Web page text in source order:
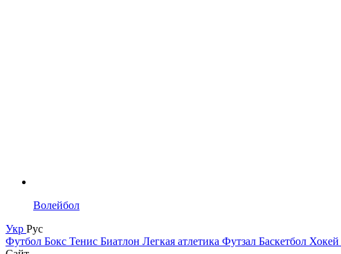
Волейбол
Укр Рус
Футбол Бокс Тенис Биатлон Легкая атлетика Футзал Баскетбол Хокей